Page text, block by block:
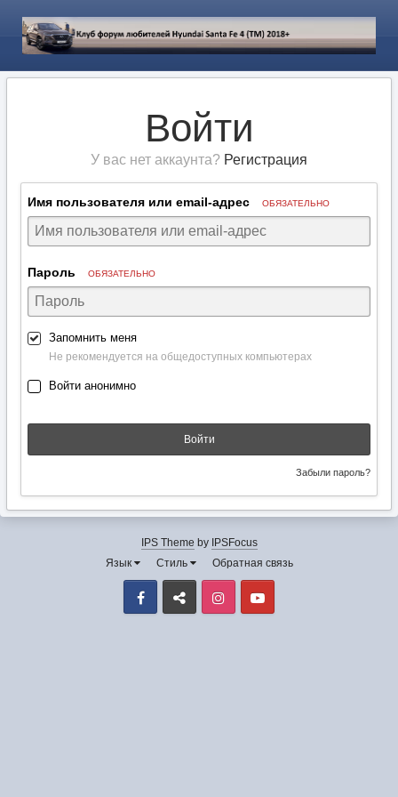
Войти
У вас нет аккаунта? Регистрация
Имя пользователя или email-адрес ОБЯЗАТЕЛЬНО
Пароль ОБЯЗАТЕЛЬНО
Запомнить меня
Не рекомендуется на общедоступных компьютерах
Войти анонимно
Войти
Забыли пароль?
IPS Theme by IPSFocus
Язык
Стиль Обратная связь
Facebook VK Instagram